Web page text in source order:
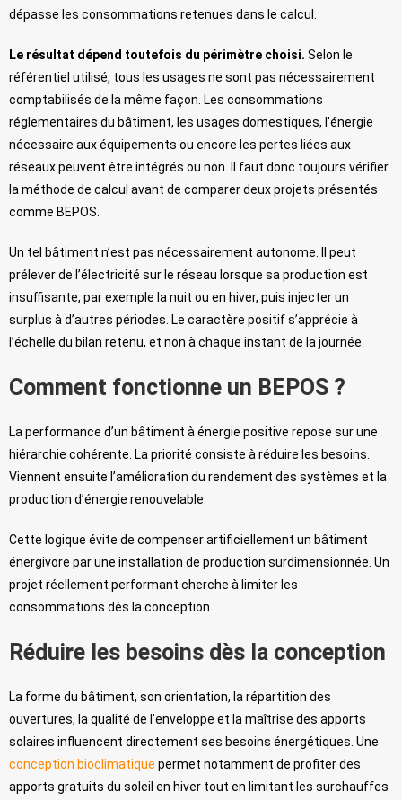
dépasse les consommations retenues dans le calcul.
Le résultat dépend toutefois du périmètre choisi. Selon le
référentiel utilisé, tous les usages ne sont pas nécessairement
comptabilisés de la même façon. Les consommations
réglementaires du bâtiment, les usages domestiques, l’énergie
nécessaire aux équipements ou encore les pertes liées aux
réseaux peuvent être intégrés ou non. Il faut donc toujours vérifier
la méthode de calcul avant de comparer deux projets présentés
comme BEPOS.
Un tel bâtiment n’est pas nécessairement autonome. Il peut
prélever de l’électricité sur le réseau lorsque sa production est
insuffisante, par exemple la nuit ou en hiver, puis injecter un
surplus à d’autres périodes. Le caractère positif s’apprécie à
l’échelle du bilan retenu, et non à chaque instant de la journée.
Comment fonctionne un BEPOS ?
La performance d’un bâtiment à énergie positive repose sur une
hiérarchie cohérente. La priorité consiste à réduire les besoins.
Viennent ensuite l’amélioration du rendement des systèmes et la
production d’énergie renouvelable.
Cette logique évite de compenser artificiellement un bâtiment
énergivore par une installation de production surdimensionnée. Un
projet réellement performant cherche à limiter les
consommations dès la conception.
Réduire les besoins dès la conception
La forme du bâtiment, son orientation, la répartition des
ouvertures, la qualité de l’enveloppe et la maîtrise des apports
solaires influencent directement ses besoins énergétiques. Une
conception bioclimatique permet notamment de profiter des
apports gratuits du soleil en hiver tout en limitant les surchauffes